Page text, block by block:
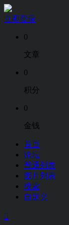
立即登录
0
文章
0
积分
0
金钱
首页
论坛
普通列表
图片列表
搜索
自定义
